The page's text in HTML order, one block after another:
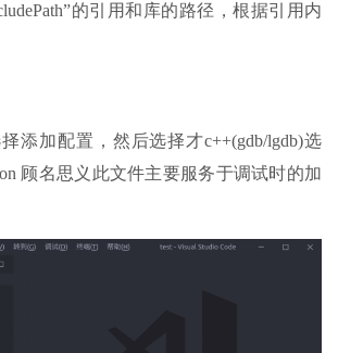
的引用和库的路径，根据引用内
添加配置，然后选择才c++(gdb/lgdb)选
顾名思义此文件主要服务于调试时的加